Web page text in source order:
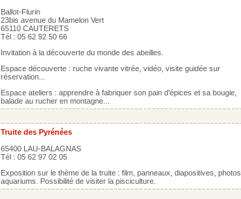
Ballot-Flurin
23bis avenue du Mamelon Vert
65110 CAUTERETS
Tél : 05 62 92 50 66
Invitation à la découverte du monde des abeilles.
Espace découverte : ruche vivante vitrée, vidéo, visite guidée sur
réservation...
Espace ateliers : apprendre à fabriquer son pain d'épices et sa bougie,
balade au rucher en montagne...
Truite des Pyrénées
65400 LAU-BALAGNAS
Tél : 05 62 97 02 05
Exposition sur le thème de la truite : film, panneaux, diapositives, photos,
aquariums. Possibilité de visiter la pisciculture.